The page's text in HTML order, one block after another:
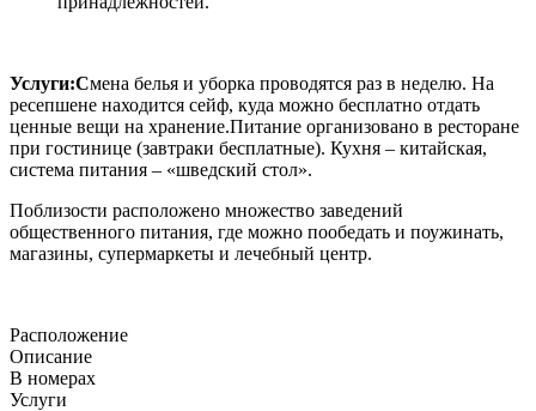
Услуги:Смена белья и уборка проводятся раз в неделю. На
ресепшене находится сейф, куда можно бесплатно отдать
ценные вещи на хранение.Питание организовано в ресторане
при гостинице (завтраки бесплатные). Кухня – китайская,
система питания – «шведский стол».
Поблизости расположено множество заведений
общественного питания, где можно пообедать и поужинать,
магазины, супермаркеты и лечебный центр.
Расположение
Описание
В номерах
Услуги